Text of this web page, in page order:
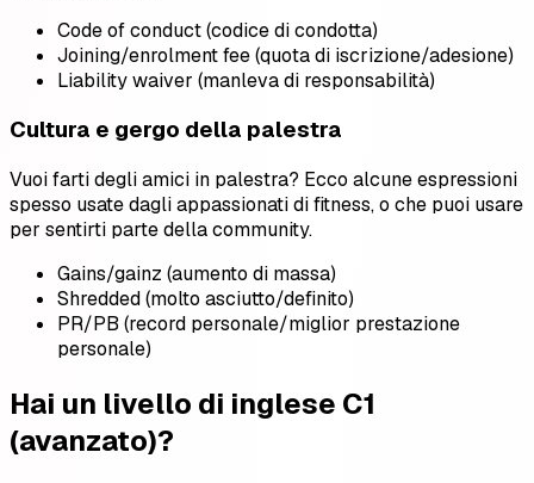
Code of conduct (codice di condotta)
Joining/enrolment fee (quota di iscrizione/adesione)
Liability waiver (manleva di responsabilità)
Cultura e gergo della palestra
Vuoi farti degli amici in palestra? Ecco alcune espressioni
spesso usate dagli appassionati di fitness, o che puoi usare
per sentirti parte della community.
Gains/gainz (aumento di massa)
Shredded (molto asciutto/definito)
PR/PB (record personale/miglior prestazione
personale)
Hai un livello di inglese C1
(avanzato)?